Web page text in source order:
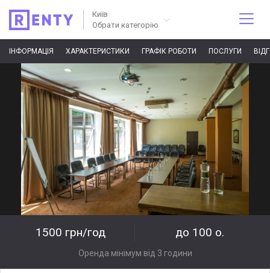
Київ
Обрати категорію
ІНФОРМАЦІЯ ХАРАКТЕРИСТИКИ ГРАФІК РОБОТИ ПОСЛУГИ
1500 грн/год до 100 о.
Оренда мінімум від 3 години